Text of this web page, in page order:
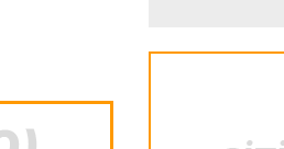
"Antonelli